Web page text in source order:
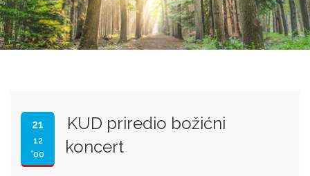
21
12
'00
KUD priredio božićni
koncert